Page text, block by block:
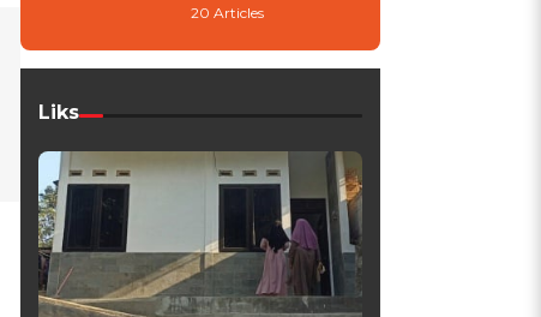
20 Articles
Liks